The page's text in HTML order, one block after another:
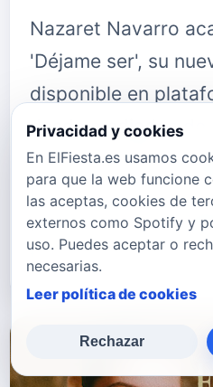
Nazaret Navarro
'Déjame ser', su
disponible en
desde mediados de
con él la artista
de las canciones
más bonitas y
temporad…
Privacidad y cookies
En ElFiesta.es usamos
para que la web funcione
las aceptas, cookies de
externos como Spotify y
uso. Puedes aceptar o
necesarias.
Leer política de cookies
Rechazar